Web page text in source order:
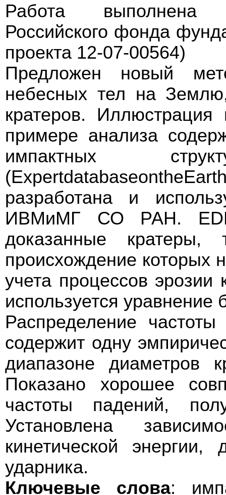
Работа выполнена
Российского фонда
проекта 12-07-00564)
Предложен новый
небесных тел на
кратеров.
примере анализа
импактных
разработана и
ИВМиМГ СО РАН.
доказанные кратеры,
происхождение которых
учета процессов эрозии
используется уравнение
Распределение
содержит одну
диапазоне диаметров
Показано хорошее
частоты падений,
Установлена
кинетической
ударника.
Ключевые слова: